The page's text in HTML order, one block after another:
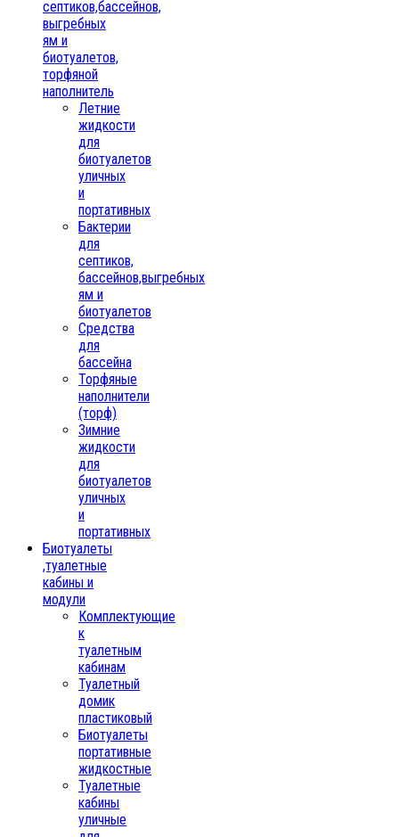
септиков,бассейнов,
выгребных
ям и
биотуалетов,
торфяной
наполнитель
Летние
жидкости
для
биотуалетов
уличных
и
портативных
Бактерии
для
септиков,
бассейнов,выгребных
ям и
биотуалетов
Средства
для
бассейна
Торфяные
наполнители
(торф)
Зимние
жидкости
для
биотуалетов
уличных
и
портативных
Биотуалеты
,туалетные
кабины и
модули
Комплектующие
к
туалетным
кабинам
Туалетный
домик
пластиковый
Биотуалеты
портативные
жидкостные
Туалетные
кабины
уличные